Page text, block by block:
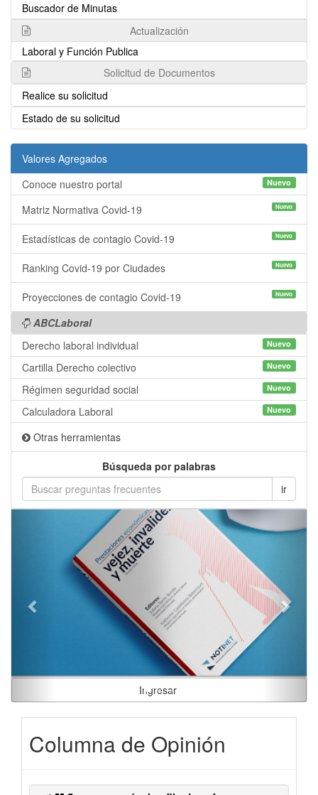
Buscador de Minutas
Actualización
Laboral y Función Publica
Solicitud de Documentos
Realice su solicitud
Estado de su solicitud
Valores Agregados
Conoce nuestro portal
Nuevo
Matriz Normativa Covid-19 Nuevo
Estadísticas de contagio Covid-19 Nuevo
Ranking Covid-19 por Ciudades Nuevo
Proyecciones de contagio Covid-19 Nuevo
ABCLaboral
Derecho laboral individual
Nuevo
Cartilla Derecho colectivo Nuevo
Régimen seguridad social Nuevo
Calculadora Laboral Nuevo
Otras herramientas
Búsqueda por palabras
Ingresar
Columna de Opinión